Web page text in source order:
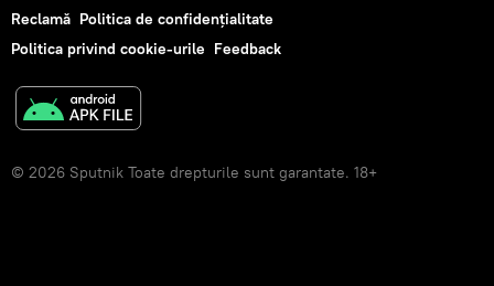
Reclamă Politica de confidențialitate
Politica privind cookie-urile Feedback
© 2026 Sputnik Toate drepturile sunt garantate. 18+